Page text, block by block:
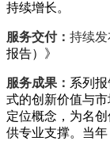
持续增长。
服务交付： 持续发
报告）》
服务成果： 系列
式的创新价值与
定位概念，为名
供专业支撑。当年